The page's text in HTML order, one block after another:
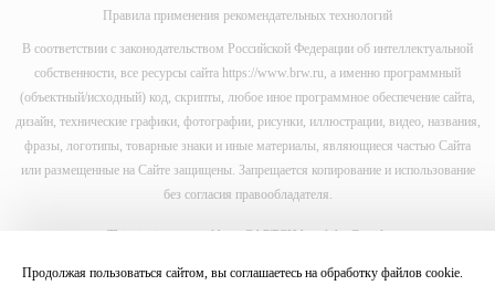
Правила применения рекомендательных технологий
В соответствии с законодательством Российской Федерации об интеллектуальной
собственности, все ресурсы сайта https://www.brw.ru, а именно программный
(объектный/исходный) код, скрипты, любое иное программное обеспечение сайта,
дизайн, технические графики, фотографии, рисунки, иллюстрации, видео, названия,
фразы, логотипы, товарные знаки и иные материалы, являющиеся частью Сайта
или размещенные на Сайте защищены. Запрещается копирование и использование
без согласия правообладателя.
This site is protected by reCAPTCHA and the Google
Продолжая пользоваться сайтом, вы соглашаетесь на обработку файлов cookie.